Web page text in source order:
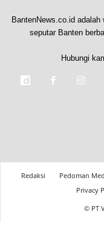
BantenNews.co.id
seputar Banten
Hubungi
Redaksi Pedoman
Privacy
© PT